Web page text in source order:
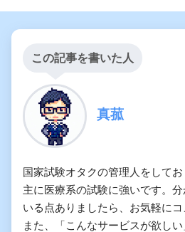
この記事を書いた人
真菰
国家試験オタクの管理人をしてお
主に医療系の試験に強いです。
いる点ありましたら、お気軽にコ
また、「こんなサービスが欲し